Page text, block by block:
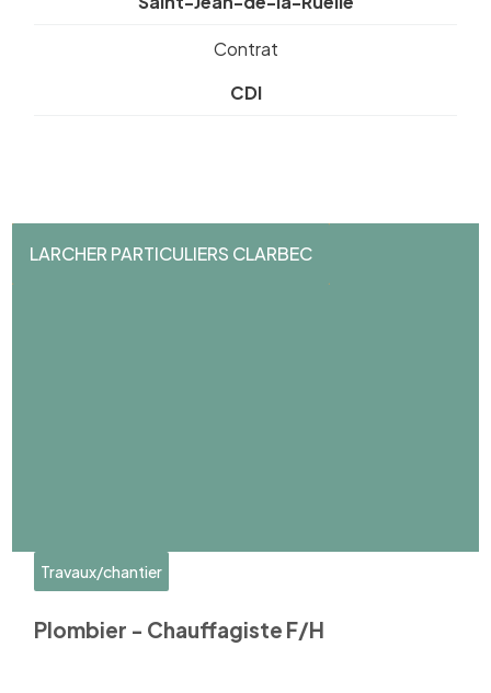
Contrat
CDI
LARCHER PARTICULIERS CLARBEC
Travaux/chantier
Plombier - Chauffagiste F/H